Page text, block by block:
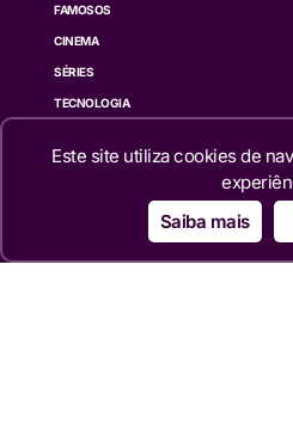
FAMOSOS
CINEMA
SÉRIES
TECNOLOGIA
ÚLTIMAS NOTÍCIAS
QUEM SOMOS
Este site utiliza cookies de
Saiba mais